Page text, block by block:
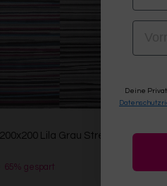
Lila Grau Streifen
65% gespart
Deine